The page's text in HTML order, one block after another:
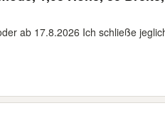
ab 17.8.2026 Ich schließe